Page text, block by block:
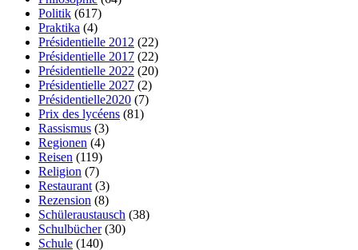
Politik (617)
Praktika (4)
Présidentielle 2012 (22)
Présidentielle 2017 (22)
Présidentielle 2022 (20)
Présidentielle 2027 (2)
Présidentielle2020 (7)
Prix des lycéens (81)
Rassismus (3)
Regionen (4)
Reisen (119)
Religion (7)
Restaurant (3)
Rezension (8)
Schüleraustausch (38)
Schulbücher(30)
Schule (140)